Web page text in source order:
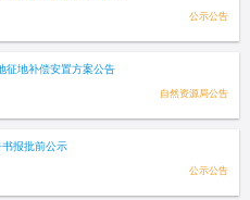
公示公告
征地补偿安置方案公告
自然资源局公告
报批前公示
公示公告